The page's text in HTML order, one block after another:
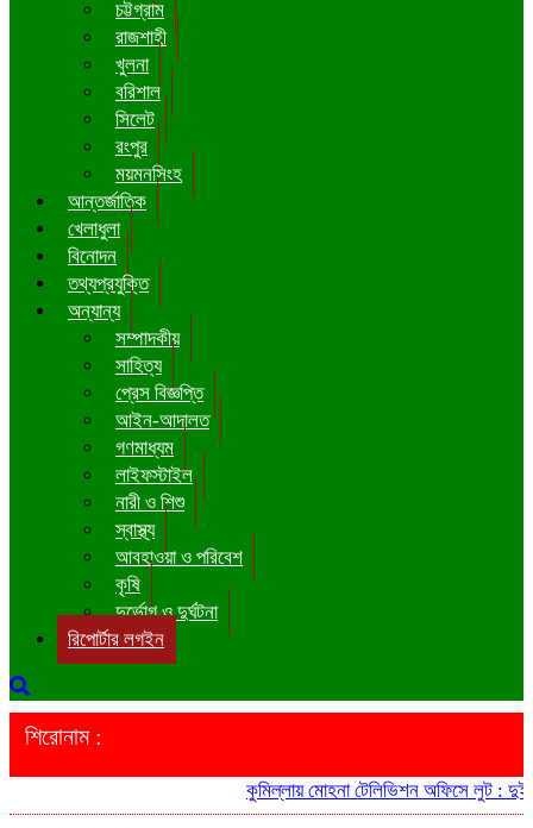
চট্টগ্রাম
রাজশাহী
খুলনা
বরিশাল
সিলেট
রংপুর
ময়মনসিংহ
আন্তর্জাতিক
খেলাধুলা
বিনোদন
তথ্যপ্রযুক্তি
অন্যান্য
সম্পাদকীয়
সাহিত্য
প্রেস বিজ্ঞপ্তি
আইন-আদালত
গণমাধ্যম
লাইফস্টাইল
নারী ও শিশু
স্বাস্থ্য
আবহাওয়া ও পরিবেশ
কৃষি
দুর্ভোগ ও দুর্ঘটনা
রিপোর্টার লগইন
শিরোনাম :
কুমিল্লায় মোহনা টেলিভিশন অফিসে লুট : দুই